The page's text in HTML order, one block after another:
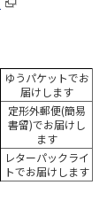
ゆうパケットでお
届けします
定形外郵便(簡易
書留)でお届けし
ます
レターパックライ
トでお届けします